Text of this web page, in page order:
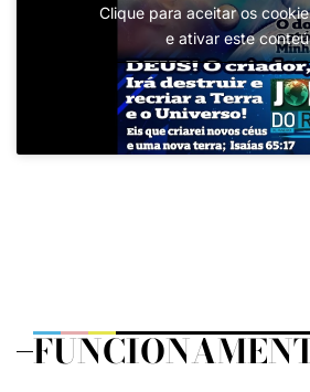
Clique para aceitar os
e ativar este